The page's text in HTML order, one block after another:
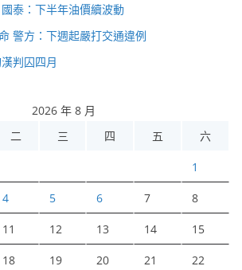
泰：下半年油價續波動
警方：下週起嚴打交通違例
判囚四月
2026 年 8 月
二 三 四 五 六
1
4 5 6 7 8
11 12 13 14 15
18 19 20 21 22